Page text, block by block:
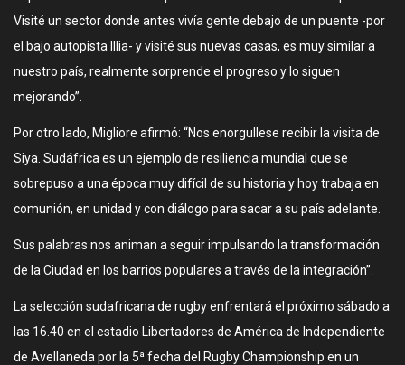
Visité un sector donde antes vivía gente debajo de un puente -por
el bajo autopista Illia- y visité sus nuevas casas, es muy similar a
nuestro país, realmente sorprende el progreso y lo siguen
mejorando”.
Por otro lado, Migliore afirmó: “Nos enorgullese recibir la visita de
Siya. Sudáfrica es un ejemplo de resiliencia mundial que se
sobrepuso a una época muy difícil de su historia y hoy trabaja en
comunión, en unidad y con diálogo para sacar a su país adelante.
Sus palabras nos animan a seguir impulsando la transformación
de la Ciudad en los barrios populares a través de la integración”.
La selección sudafricana de rugby enfrentará el próximo sábado a
las 16.40 en el estadio Libertadores de América de Independiente
de Avellaneda por la 5ª fecha del Rugby Championship en un